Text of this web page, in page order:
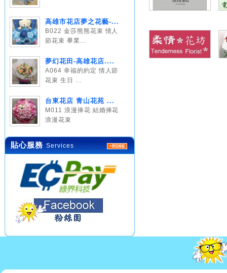
高雄市花店夢之花藝-...
B022 金莎熊熊花束 情人
節花束 畢業...
夢幻花田-高雄花店....
A064 幸福的約定 情人節
花束 生日 ...
台東花店 青山花苑 ...
M011 浪漫捧花 結婚捧花
浪漫花束
貼心服務 Services